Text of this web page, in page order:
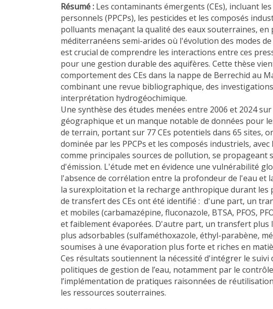
Résumé : Les contaminants émergents (CEs), incluant
personnels (PPCPs), les pesticides et les composés
polluants menaçant la qualité des eaux souterraines,
méditerranéens semi-arides où l'évolution des modes
est crucial de comprendre les interactions entre ces
pour une gestion durable des aquifères. Cette thèse
comportement des CEs dans la nappe de Berrechid au
combinant une revue bibliographique, des
interprétation hydrogéochimique.
Une synthèse des études menées entre 2006 et 2024
géographique et un manque notable de données pour
de terrain, portant sur 77 CEs potentiels dans 65 sites,
dominée par les PPCPs et les composés industriels,
comme principales sources de pollution, se propageant
d'émission. L'étude met en évidence une vulnérabilité
l'absence de corrélation entre la profondeur de l'eau et
la surexploitation et la recharge anthropique durant les
de transfert des CEs ont été identifié : d'une part, un
et mobiles (carbamazépine, fluconazole, BTSA, PFOS,
et faiblement évaporées. D'autre part, un transfert plus
plus adsorbables (sulfaméthoxazole, éthyl-parabène,
soumises à une évaporation plus forte et riches en
Ces résultats soutiennent la nécessité d'intégrer le
politiques de gestion de l’eau, notamment par le
l’implémentation de pratiques raisonnées de
les ressources souterraines.